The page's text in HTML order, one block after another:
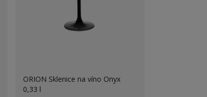
ORION Sklenice na víno Onyx
0,33 l